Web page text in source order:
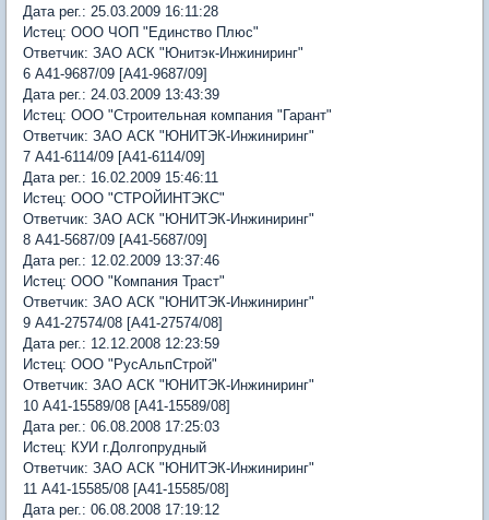
Дата рег.: 25.03.2009 16:11:28
Истец: ООО ЧОП "Единство Плюс"
Ответчик: ЗАО АСК "Юнитэк-Инжиниринг"
6 А41-9687/09 [А41-9687/09]
Дата рег.: 24.03.2009 13:43:39
Истец: ООО "Строительная компания "Гарант"
Ответчик: ЗАО АСК "ЮНИТЭК-Инжиниринг"
7 А41-6114/09 [А41-6114/09]
Дата рег.: 16.02.2009 15:46:11
Истец: ООО "СТРОЙИНТЭКС"
Ответчик: ЗАО АСК "ЮНИТЭК-Инжиниринг"
8 А41-5687/09 [А41-5687/09]
Дата рег.: 12.02.2009 13:37:46
Истец: ООО "Компания Траст"
Ответчик: ЗАО АСК "ЮНИТЭК-Инжиниринг"
9 А41-27574/08 [А41-27574/08]
Дата рег.: 12.12.2008 12:23:59
Истец: ООО "РусАльпСтрой"
Ответчик: ЗАО АСК "ЮНИТЭК-Инжиниринг"
10 А41-15589/08 [А41-15589/08]
Дата рег.: 06.08.2008 17:25:03
Истец: КУИ г.Долгопрудный
Ответчик: ЗАО АСК "ЮНИТЭК-Инжиниринг"
11 А41-15585/08 [А41-15585/08]
Дата рег.: 06.08.2008 17:19:12